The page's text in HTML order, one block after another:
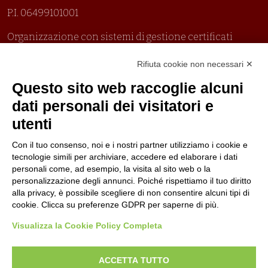
P.I. 06499101001
Organizzazione con sistemi di gestione certificati
Politica per la parità di genere
Politica antibullismo
Piè di pagina
Contatti
Lavora con noi
Seguici su
Rifiuta cookie non necessari ✕
Questo sito web raccoglie alcuni
dati personali dei visitatori e
utenti
Con il tuo consenso, noi e i nostri partner utilizziamo i cookie e
tecnologie simili per archiviare, accedere ed elaborare i dati
personali come, ad esempio, la visita al sito web o la
personalizzazione degli annunci. Poiché rispettiamo il tuo diritto
alla privacy, è possibile scegliere di non consentire alcuni tipi di
cookie. Clicca su preferenze GDPR per saperne di più.
Visualizza la Cookie Policy Completa
ACCETTA TUTTO